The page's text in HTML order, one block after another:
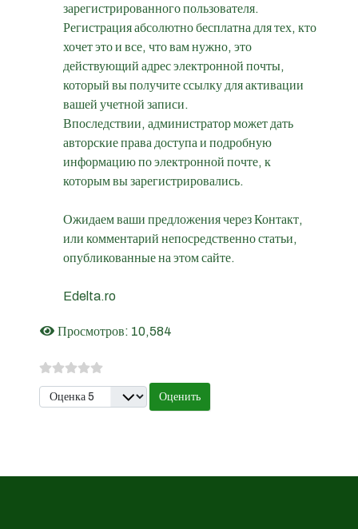
зарегистрированного пользователя.
Регистрация абсолютно бесплатна для тех, кто
хочет это и все, что вам нужно, это
действующий адрес электронной почты,
который вы получите ссылку для активации
вашей учетной записи.
Впоследствии, администратор может дать
авторские права доступа и подробную
информацию по электронной почте, к
которым вы зарегистрировались.
Ожидаем ваши предложения через Контакт,
или комментарий непосредственно статьи,
опубликованные на этом сайте.
Edelta.ro
Просмотров: 10,584
Пожалуйста, оцените